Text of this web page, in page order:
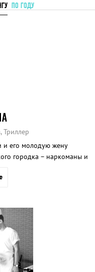
ПО ГОДУ
Триллер
и его молодую жену
городка – наркоманы и